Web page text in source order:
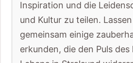
Inspiration und die
und Kultur zu teilen.
gemeinsam einige
erkunden, die den Puls